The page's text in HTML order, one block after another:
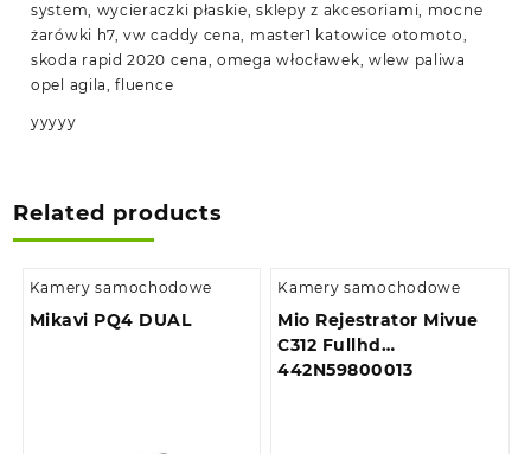
system, wycieraczki płaskie, sklepy z akcesoriami, mocne
żarówki h7, vw caddy cena, master1 katowice otomoto,
skoda rapid 2020 cena, omega włocławek, wlew paliwa
opel agila, fluence
yyyyy
Related products
Kamery samochodowe
Mikavi PQ4 DUAL
Kamery samochodowe
Mio Rejestrator Mivue
C312 Fullhd
442N59800013